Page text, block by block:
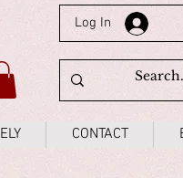
Log In
CONTACT